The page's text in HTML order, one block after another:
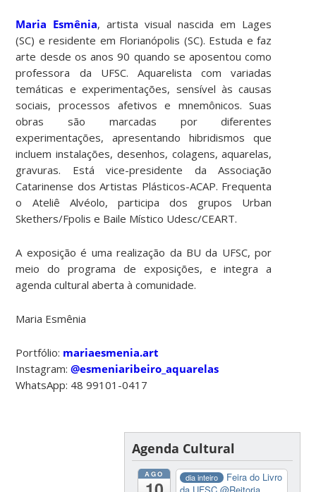
Maria Esmênia, artista visual nascida em Lages
(SC) e residente em Florianópolis (SC). Estuda e faz
arte desde os anos 90 quando se aposentou como
professora da UFSC. Aquarelista com variadas
temáticas e experimentações, sensível às causas
sociais, processos afetivos e mnemônicos. Suas
obras são marcadas por diferentes
experimentações, apresentando hibridismos que
incluem instalações, desenhos, colagens, aquarelas,
gravuras. Está vice-presidente da Associação
Catarinense dos Artistas Plásticos-ACAP. Frequenta
o Ateliê Alvéolo, participa dos grupos Urban
Skethers/Fpolis e Baile Místico Udesc/CEART.
A exposição é uma realização da BU da UFSC, por
meio do programa de exposições, e integra a
agenda cultural aberta à comunidade.
Maria Esmênia
Portfólio: mariaesmenia.art
Instagram:@esmeniaribeiro_aquarelas
WhatsApp: 48 99101-0417
Agenda Cultural
AGO dia inteiro
Feira do Livro